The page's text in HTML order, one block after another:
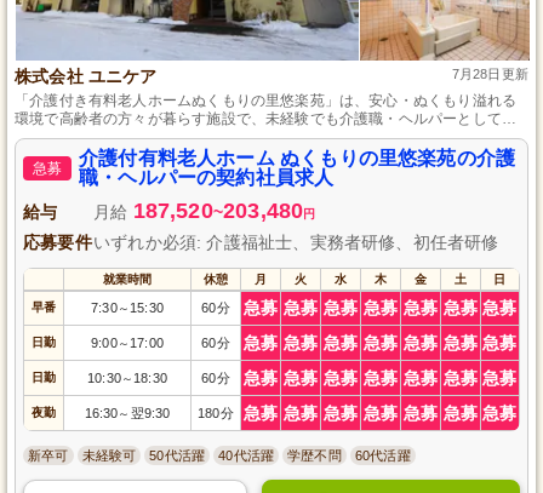
株式会社 ユニケア 7月28日更新
「介護付き有料老人ホームぬくもりの里悠楽苑」は、安心・ぬくもり溢れる
環境で高齢者の方々が暮らす施設で、未経験でも介護職・ヘルパーとして活
躍していただけます。良好な待遇(年間休日日数91日、各種手当、保険完備)
とシフト制の勤務形態で、長期間安定して働けます。
急募
介護付有料老人ホーム ぬくもりの里悠楽苑の介護
職・ヘルパーの契約社員求人
給与 月給 187,520~203,480円
応募要件いずれか必須: 介護福祉士、実務者研修、初任者研修
就業時間 休憩 月 火 水 木 金 土 日
早番 7:30～ 15:30 60分 急募 急募 急募 急募 急募 急募 急募
日勤 9:00～ 17:00 60分 急募 急募 急募 急募 急募 急募 急募
日勤 10:30～ 18:30 60分 急募 急募 急募 急募 急募 急募 急募
夜勤 16:30～ 翌9:30 180分 急募 急募 急募 急募 急募 急募 急募
新卒可 未経験可 50代活躍 40代活躍 学歴不問 60代活躍